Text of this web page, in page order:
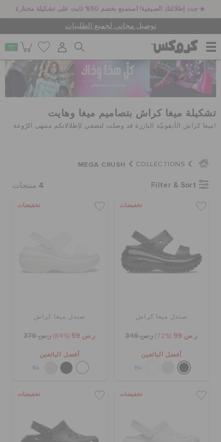
☀️ جدد إطلالتك الصيفية! استمتع بخصم 50% ثابت على تشكيلة مختارة
توصيل مجاني لجميع الطلبيات
للنساء
للرجال
جيبيتز تشارمز
الحقائب
تسجيل الدخول / اشتراك
تشكيلة ميغا كراش بتصاميم ميغا وهايت
!ميغا كراش الأيقونيّة البارزة قد وصلت لتضفي لإطلالاتكم منتهى الرّوعة
COLLECTIONS
MEGA CRUSH
Filter & Sort
4 منتجات
تخفيضات
صندل ميغا كراش
ر.س 99 (72%) ر.س 349
أفضل البائعين
+11
تخفيضات
صندل ميغا كراش
ر.س 59 (84%) ر.س 379
أفضل البائعين
+11
تخفيضات تخفيضات